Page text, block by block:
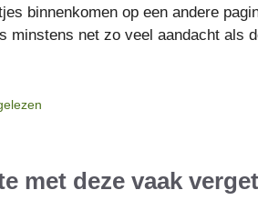
binnenkomen op een andere
minstens net zo veel aandacht als
met deze vaak